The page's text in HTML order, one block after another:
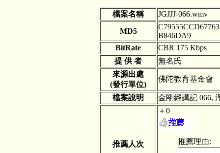
檔案名稱 JGJJJ-066.wmv
MD5
B846DA9
BitRate
CBR 175 Kbps
提 供 者
無名氏
來源出處
(發行單位)
佛陀教育基金
檔案說明 金剛經講記 066,
推薦人次
＋0
推薦理由: